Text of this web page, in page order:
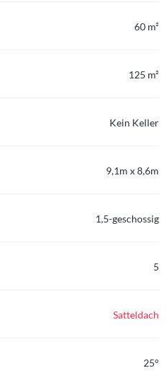
60 m²
125 m²
Kein Keller
9,1m x 8,6m
1,5-geschossig
5
Satteldach
25°